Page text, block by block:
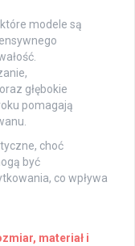
modele są
głębokie
pomagają
choć
być
co wpływa
materiał i